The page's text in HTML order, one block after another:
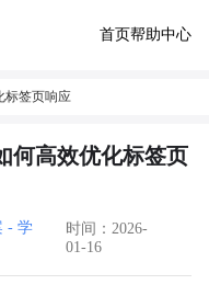
首页帮助中心
标签页响应
何高效优化标签页
- 学
时间：2026-
01-16